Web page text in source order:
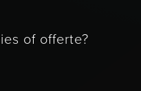
of offerte?